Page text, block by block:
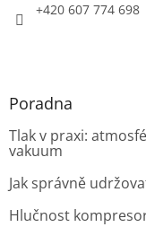
+420 607 774 698
Poradna
Tlak v praxi:
vakuum
Jak správně
Hlučnost